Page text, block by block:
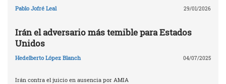
Pablo Jofré Leal 29/01/2026
Irán el adversario más temible para Estados
Unidos
Hedelberto López Blanch 04/07/2025
Irán contra el juicio en ausencia por AMIA